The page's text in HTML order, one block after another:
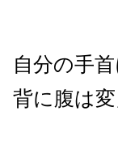
自分の手
背に腹は